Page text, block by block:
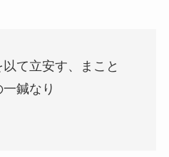
て立安す、まこと
鍼なり